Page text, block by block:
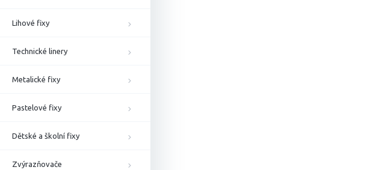
Lihové fixy
Technické linery
Metalické fixy
Pastelové fixy
Dětské a školní fixy
Zvýrazňovače